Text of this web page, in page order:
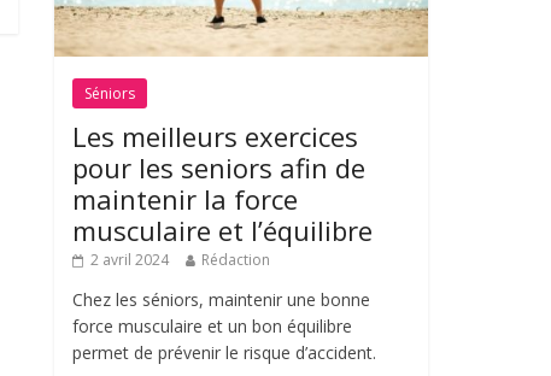
Séniors
Les meilleurs exercices
pour les seniors afin de
maintenir la force
musculaire et l’équilibre
2 avril 2024 Rédaction
Chez les séniors, maintenir une bonne
force musculaire et un bon équilibre
permet de prévenir le risque d’accident.